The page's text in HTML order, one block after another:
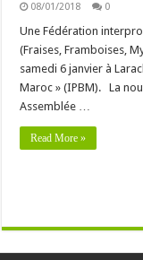
08/01/2018 0
Une Fédération
(Fraises, Framboises,
samedi 6 janvier à
Maroc » (IPBM). La
Assemblée …
Read More »